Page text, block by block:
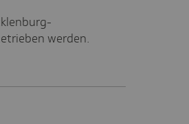
werden.